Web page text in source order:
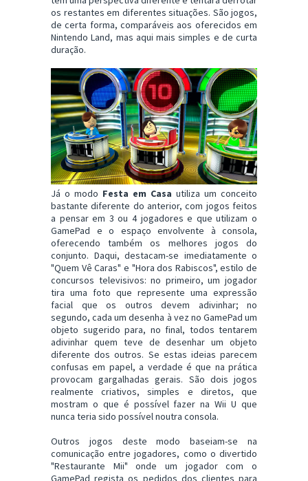
os restantes em diferentes situações. São jogos,
de certa forma, comparáveis aos oferecidos em
Nintendo Land, mas aqui mais simples e de curta
duração.
Já o modo Festa em Casa utiliza um conceito
bastante diferente do anterior, com jogos feitos
a pensar em 3 ou 4 jogadores e que utilizam o
GamePad e o espaço envolvente à consola,
oferecendo também os melhores jogos do
conjunto. Daqui, destacam-se imediatamente o
"Quem Vê Caras" e "Hora dos Rabiscos", estilo de
concursos televisivos: no primeiro, um jogador
tira uma foto que represente uma expressão
facial que os outros devem adivinhar; no
segundo, cada um desenha à vez no GamePad um
objeto sugerido para, no final, todos tentarem
adivinhar quem teve de desenhar um objeto
diferente dos outros. Se estas ideias parecem
confusas em papel, a verdade é que na prática
provocam gargalhadas gerais. São dois jogos
realmente criativos, simples e diretos, que
mostram o que é possível fazer na Wii U que
nunca teria sido possível noutra consola.
Outros jogos deste modo baseiam-se na
comunicação entre jogadores, como o divertido
"Restaurante Mii" onde um jogador com o
GamePad regista os pedidos dos clientes para